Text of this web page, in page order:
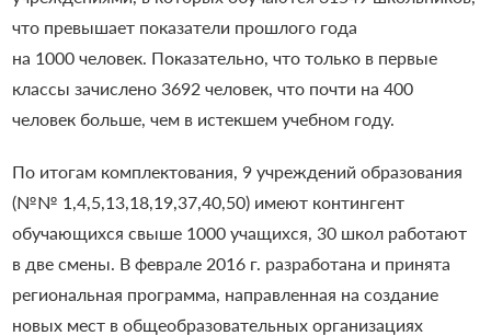
что превышает показатели прошлого года
на 1000 человек. Показательно, что только в первые
классы зачислено 3692 человек, что почти на 400
человек больше, чем в истекшем учебном году.
По итогам комплектования, 9 учреждений образования
(№№ 1,4,5,13,18,19,37,40,50) имеют контингент
обучающихся свыше 1000 учащихся, 30 школ работают
в две смены. В феврале 2016 г. разработана и принята
региональная программа , направленная на создание
новых мест в общеобразовательных организациях